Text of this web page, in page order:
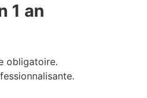
1 an
obligatoire.